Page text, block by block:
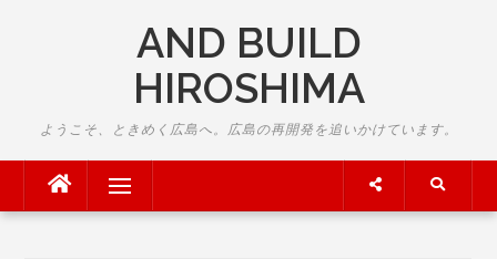
AND BUILD
HIROSHIMA
ようこそ、ときめく広島へ。広島の再開発を追いかけています。
Menu